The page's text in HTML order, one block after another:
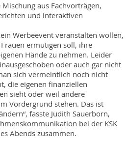
aus Fachvorträgen,
und interaktiven
Werbeevent veranstalten wollen,
ermutigen soll, ihre
Hände zu nehmen. Leider
oder auch gar nicht
sich vermeintlich noch nicht
die eigenen finanziellen
sieht oder weil andere
Vordergrund stehen. Das ist
fasste Judith Sauerborn,
bei der KSK
Abends zusammen.